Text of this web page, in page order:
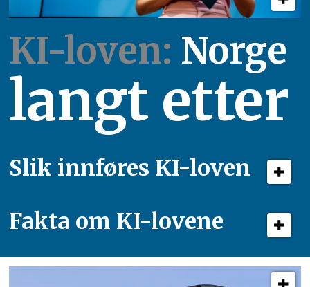
KI-loven: Norge
langt etter
Slik innføres KI-loven
Fakta om KI-lovene